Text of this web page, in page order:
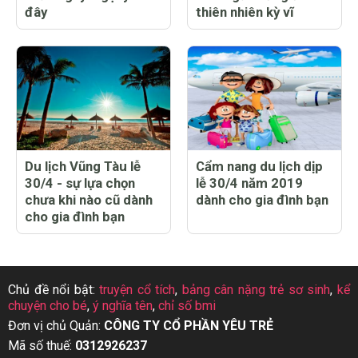
đây
thiên nhiên kỳ vĩ
Du lịch Vũng Tàu lễ
30/4 - sự lựa chọn
chưa khi nào cũ dành
cho gia đình bạn
Cẩm nang du lịch dịp
lễ 30/4 năm 2019
dành cho gia đình bạn
Chủ đề nổi bật:truyện cổ tích, bảng cân nặng trẻ sơ sinh,kể
chuyện cho bé, ý nghĩa tên, chỉ số bmi
Đơn vị chủ Quản: CÔNG TY CỔ PHẦN YÊU TRẺ
Mã số thuế: 0312926237